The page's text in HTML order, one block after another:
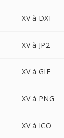
XV à DXF
XV à JP2
XV à GIF
XV à PNG
XV à ICO